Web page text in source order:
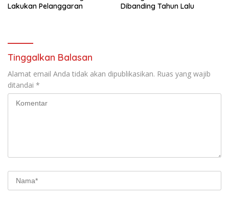
Lakukan Pelanggaran
Dibanding Tahun Lalu
Tinggalkan Balasan
Alamat email Anda tidak akan dipublikasikan. Ruas yang wajib
ditandai *